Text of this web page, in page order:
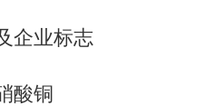
企业标志
酸铜